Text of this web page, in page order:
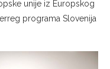
unije iz Europskog
programa Slovenija